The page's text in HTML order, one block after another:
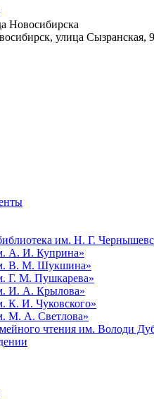
Новосибирска
улица
им. Н. Г.
А. И. Куприна»
В. М. Шукшина»
Г. М. Пушкарева»
И. А. Крылова»
К. И. Чуковского»
М. А. Светлова»
чтения им. Володи